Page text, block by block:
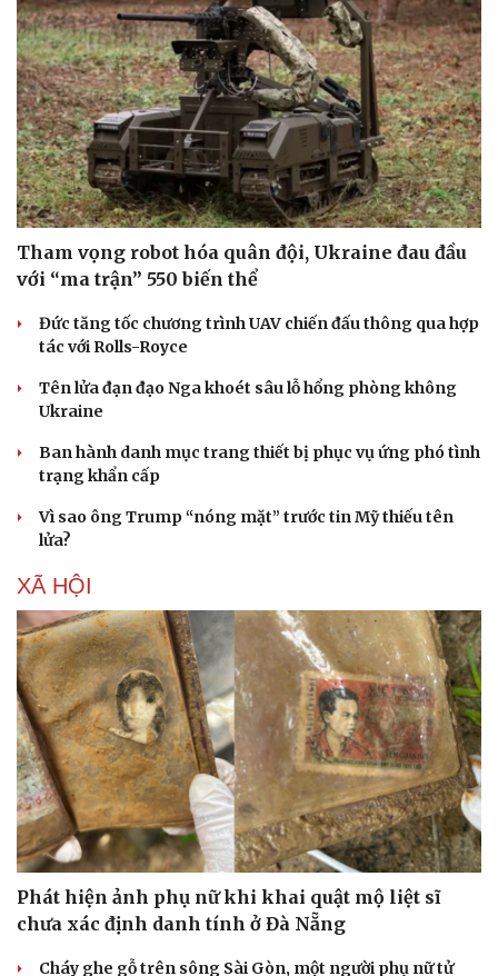
Tham vọng robot hóa quân đội, Ukraine đau đầu
với “ma trận” 550 biến thể
Đức tăng tốc chương trình UAV chiến đấu thông qua hợp
tác với Rolls-Royce
Tên lửa đạn đạo Nga khoét sâu lỗ hổng phòng không
Ukraine
Ban hành danh mục trang thiết bị phục vụ ứng phó tình
trạng khẩn cấp
Vì sao ông Trump “nóng mặt” trước tin Mỹ thiếu tên
lửa?
XÃ HỘI
Phát hiện ảnh phụ nữ khi khai quật mộ liệt sĩ
chưa xác định danh tính ở Đà Nẵng
Cháy ghe gỗ trên sông Sài Gòn, một người phụ nữ tử